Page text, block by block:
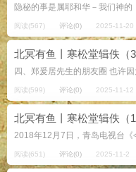
阅读(567) 评论(0) 2025-11-20
北冥有鱼丨寒松堂辑佚（3
阅读(599) 评论(0) 2025-11-12
北冥有鱼丨寒松堂辑佚（1
阅读(651) 评论(0) 2025-11-2